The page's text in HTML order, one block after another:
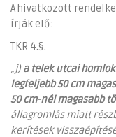
A hivatkozott
írják elő:
TKR 4.§.
„j) a telek utcai
legfeljebb 50 cm
50 cm-nél magasabb
állagromlás miatt
kerítések